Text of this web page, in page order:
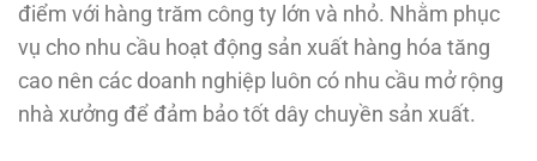
điểm với hàng trăm công ty lớn và nhỏ. Nhằm phục
vụ cho nhu cầu hoạt động sản xuất hàng hóa tăng
cao nên các doanh nghiệp luôn có nhu cầu mở rộng
nhà xưởng để đảm bảo tốt dây chuyền sản xuất.